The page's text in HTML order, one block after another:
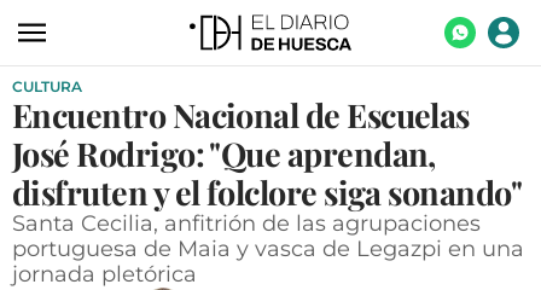
ACTUALIDAD
ECONOMÍA
TECNOLOGÍA
TURISMO
AGROALIMENTACIÓN
CULTURA
Encuentro Nacional de Escuelas
José Rodrigo: "Que aprendan,
disfruten y el folclore siga sonando"
Santa Cecilia, anfitrión de las agrupaciones
portuguesa de Maia y vasca de Legazpi en una
jornada pletórica